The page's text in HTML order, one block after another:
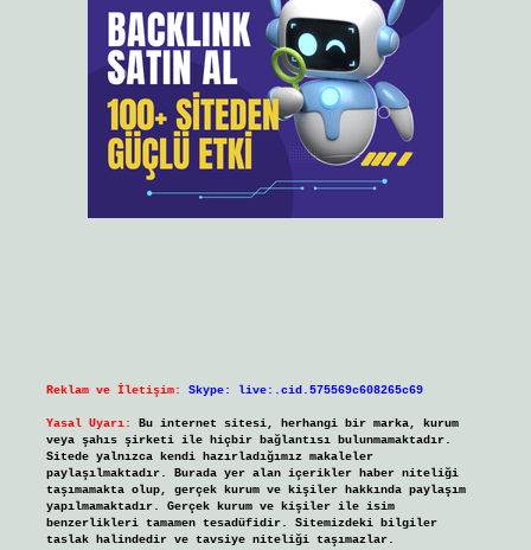
Reklam ve İletişim: Skype: live:.cid.575569c608265c69
Yasal Uyarı:
Bu internet sitesi, herhangi bir marka, kurum
veya şahıs şirketi ile hiçbir bağlantısı bulunmamaktadır.
Sitede yalnızca kendi hazırladığımız makaleler
paylaşılmaktadır. Burada yer alan içerikler haber niteliği
taşımamakta olup, gerçek kurum ve kişiler hakkında paylaşım
yapılmamaktadır. Gerçek kurum ve kişiler ile isim
benzerlikleri tamamen tesadüfidir. Sitemizdeki bilgiler
taslak halindedir ve tavsiye niteliği taşımazlar.